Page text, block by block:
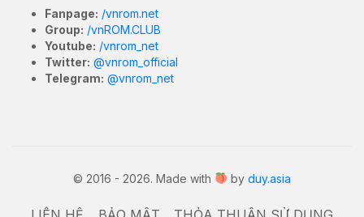
Fanpage: /vnrom.net
Group: /vnROM.CLUB
Youtube: /vnrom_net
Twitter: @vnrom_official
Telegram: @vnrom_net
© 2016 - 2026. Made with by duy.asia